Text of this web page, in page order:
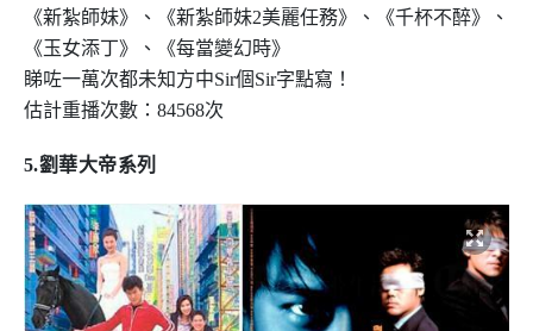
《新紮師妹》、《新紮師妹2美麗任務》、《千杯不醉》、
《玉女添丁》、《每當變幻時》
睇咗一萬次都未知方中Sir個Sir字點寫！
估計重播次數： 84568次
5.劉華大帝系列